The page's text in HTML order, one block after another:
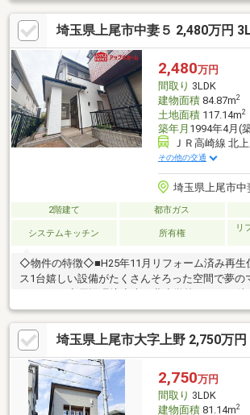
埼玉県上尾市中妻５ 2,480万円
2,480万円
間取り 3LDK
建物面積84.87m2
土地面積117.14m2
築年月 1994年4月(
ＪＲ高崎線 北
その他の交通
埼玉県上尾市中
2階建て 都市ガス
システムキッチン 所有権
リ
◇物件の特徴◇■H25年11月リフォーム済み再生
ス1台嬉しい設備がたくさんそろった空間で夢の
まで 徒歩8分TAIRAYAまで 徒歩9分生活環
な立地です☆〇●〇アップルホームの魅力〇●〇
験豊富なプロ集団！お任せください２）ポータル
れていない物件情報も多数有！地域密着の担当
にご相談下さい！３）住宅ローン相談無料で受
即日・平日・夜間のご対応も可能
埼玉県上尾市大字上野 2,750万円
2,750万円
間取り 3LDK
建物面積81.14m2